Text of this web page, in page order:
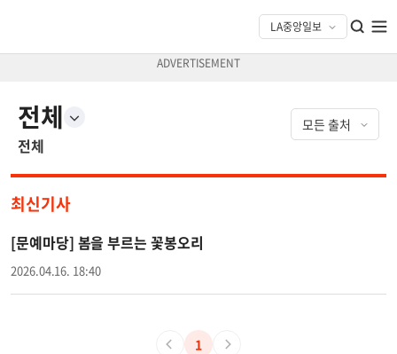
전체
전체
최신기사
[문예마당] 봄을 부르는 꽃봉오리
2026.04.16. 18:40
1